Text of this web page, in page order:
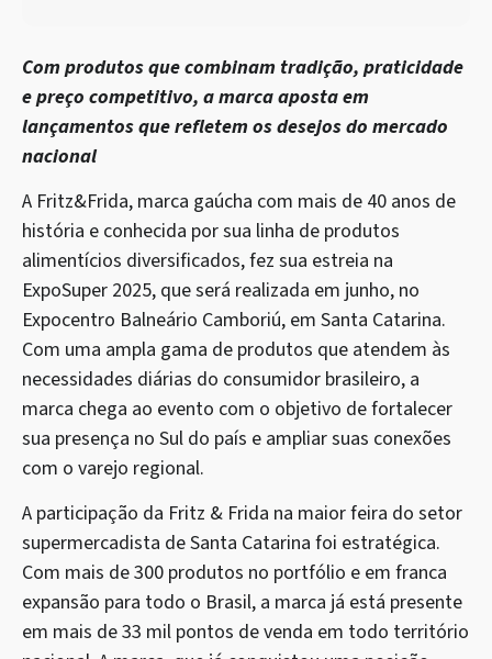
Com produtos que combinam tradição, praticidade
e preço competitivo, a marca aposta em
lançamentos que refletem os desejos do mercado
nacional
A Fritz&Frida, marca gaúcha com mais de 40 anos de
história e conhecida por sua linha de produtos
alimentícios diversificados, fez sua estreia na
ExpoSuper 2025, que será realizada em junho, no
Expocentro Balneário Camboriú, em Santa Catarina.
Com uma ampla gama de produtos que atendem às
necessidades diárias do consumidor brasileiro, a
marca chega ao evento com o objetivo de fortalecer
sua presença no Sul do país e ampliar suas conexões
com o varejo regional.
A participação da Fritz & Frida na maior feira do setor
supermercadista de Santa Catarina foi estratégica.
Com mais de 300 produtos no portfólio e em franca
expansão para todo o Brasil, a marca já está presente
em mais de 33 mil pontos de venda em todo território